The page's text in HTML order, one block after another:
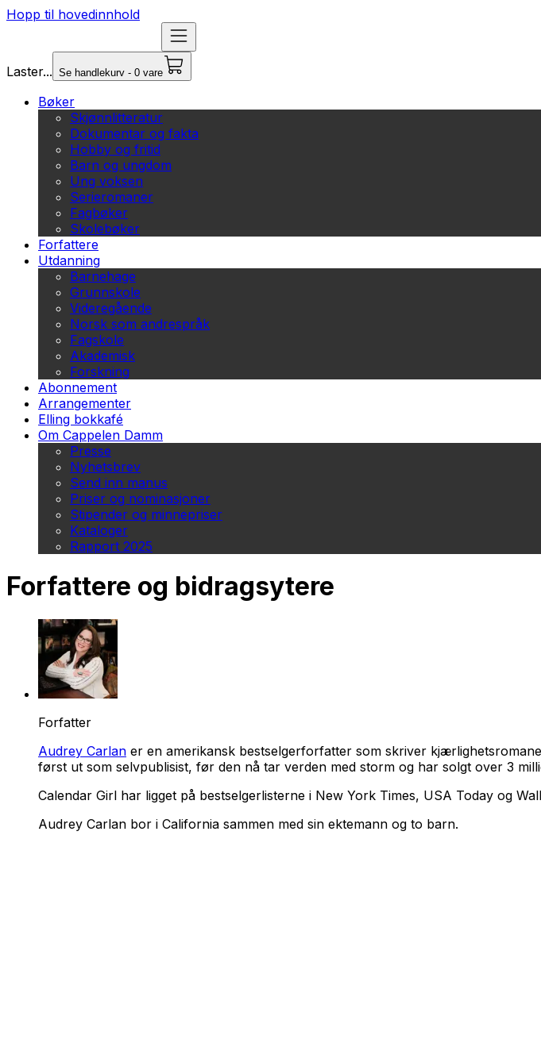
Hopp til hovedinnhold
Laster... Se handlekurv - 0 vare
Bøker
Skjønnlitteratur
Dokumentar og fakta
Hobby og fritid
Barn og ungdom
Ung voksen
Serieromaner
Fagbøker
Skolebøker
Forfattere
Utdanning
Barnehage
Grunnskole
Videregående
Norsk som andrespråk
Fagskole
Akademisk
Forskning
Abonnement
Arrangementer
Elling bokkafé
Om Cappelen Damm
Presse
Nyhetsbrev
Send inn manus
Priser og nominasjoner
Stipender og minnepriser
Kataloger
Rapport 2025
Forfattere og bidragsytere
Forfatter
Audrey Carlan er en amerikansk bestselgerforfatter som skriver
først ut som selvpublisist, før den nå tar verden med storm og har solgt over 3
Calendar Girl har ligget på bestselgerlisterne i New York Times, USA Today og
Audrey Carlan bor i California sammen med sin ektemann og to barn.